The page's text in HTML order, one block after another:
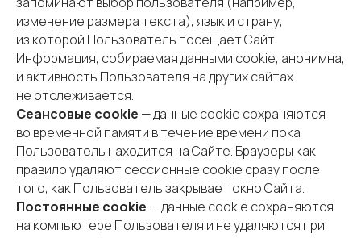
изменение размера текста), язык и страну,
из которой Пользователь посещает Сайт.
Информация, собираемая данными cookie, анонимна,
и активность Пользователя на других сайтах
не отслеживается.
Сеансовые cookie — данные cookie сохраняются
во временной памяти в течение времени пока
Пользователь находится на Сайте. Браузеры как
правило удаляют сессионные cookie сразу после
того, как Пользователь закрывает окно Сайта.
Постоянные cookie — данные cookie сохраняются
на компьютере Пользователя и не удаляются при